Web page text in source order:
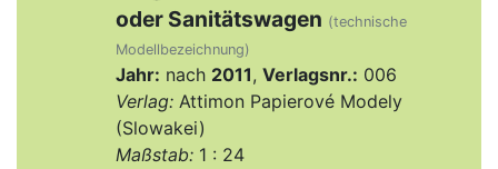
oder Sanitätswagen (technische
Modellbezeichnung)
Jahr: nach 2011, Verlagsnr.: 006
Verlag:Attimon Papierové Modely
(Slowakei)
Maßstab:1 : 24